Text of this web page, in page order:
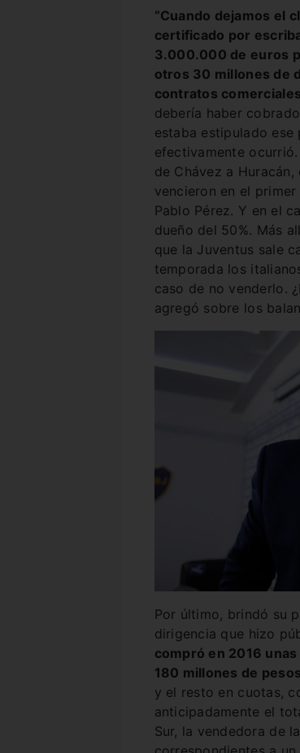
“Cuando dejamos el
certificado por
3.000.000 de euros
otros 30 millones de
contratos
debería haber
estaba estipulado ese
efectivamente
de Chávez a
vencieron en el
Pablo Pérez. Y en el
dueño del 50%. Más
que la Juventus sale
temporada los
caso de no venderlo.
agregó sobre los
Por último, brindó su
dirigencia que hizo
compró en 2016
180 millones de
y el resto en cuotas,
anticipadamente el
Sur, la vendedora de